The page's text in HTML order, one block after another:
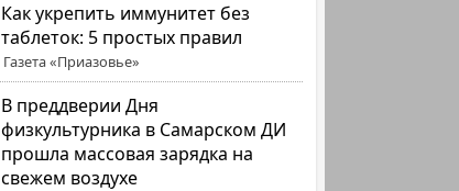
Как укрепить иммунитет без
таблеток: 5 простых правил
Газета «Приазовье»
В преддверии Дня
физкультурника в Самарском ДИ
прошла массовая зарядка на
свежем воздухе